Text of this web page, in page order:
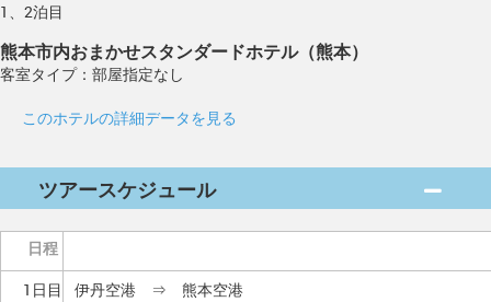
1、2泊目
熊本市内おまかせスタンダードホテル（熊本）
客室タイプ：部屋指定なし
このホテルの詳細データを見る
ツアースケジュール
日程
1日目
伊丹空港 ⇒ 熊本空港